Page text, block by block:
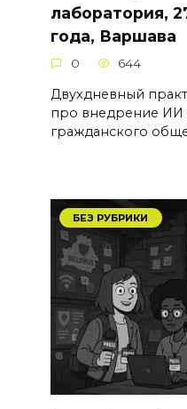
лаборатория,
года, Варшава
0 644
Двухдневный
про внедрение ИИ
гражданского
БЕЗ РУБРИКИ